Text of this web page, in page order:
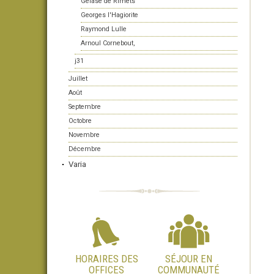
Georges l'Hagiorite
Raymond Lulle
Arnoul Cornebout,
j31
Juillet
Août
Septembre
Octobre
Novembre
Décembre
Varia
HORAIRES DES
OFFICES
SÉJOUR EN
COMMUNAUTÉ